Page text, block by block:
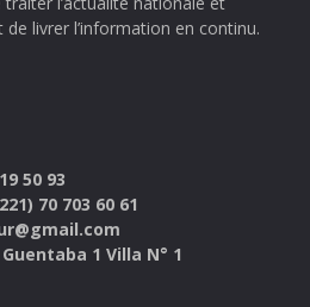
livrer l’information en continu.
50 93
70 703 60 61
1 Villa N° 1